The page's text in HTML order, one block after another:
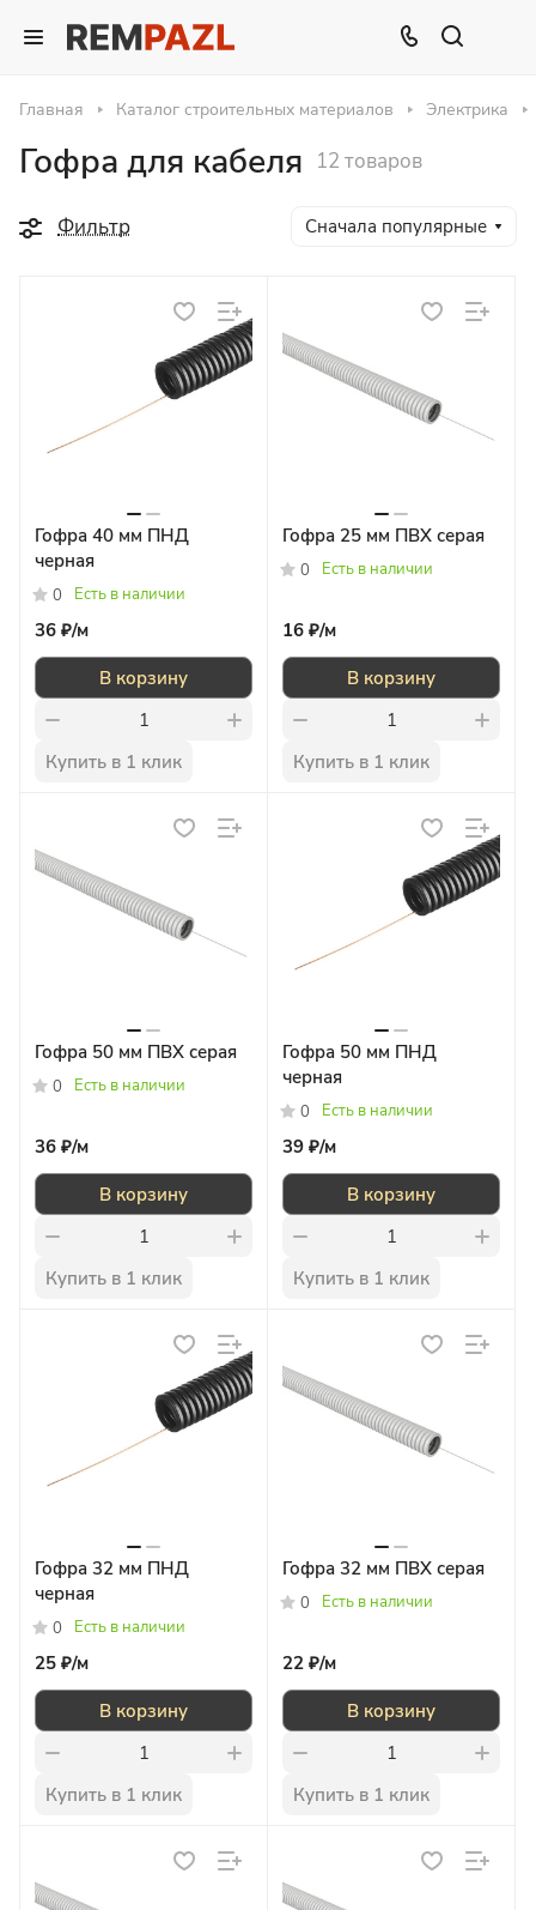
Главная Каталог строительных материалов Электрика
Гофра для кабеля 12 товаров
Фильтр Сначала популярные
Гофра 40 мм ПНД
черная
0 Есть в наличии
36 ₽/м
В корзину
Купить в 1 клик
Гофра 25 мм ПВХ серая
0 Есть в наличии
16 ₽/м
В корзину
Купить в 1 клик
Гофра 50 мм ПВХ серая
0 Есть в наличии
36 ₽/м
В корзину
Купить в 1 клик
Гофра 50 мм ПНД
черная
0 Есть в наличии
39 ₽/м
В корзину
Купить в 1 клик
Гофра 32 мм ПНД
черная
0 Есть в наличии
25 ₽/м
В корзину
Купить в 1 клик
Гофра 32 мм ПВХ серая
0 Есть в наличии
22 ₽/м
В корзину
Купить в 1 клик